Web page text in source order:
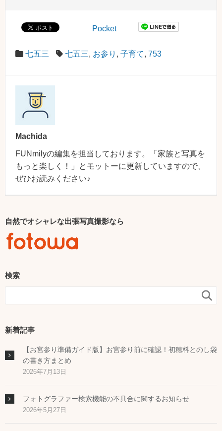
Pocket
七五三 七五三, お参り , 子育て, 753
Machida
FUNmilyの編集を担当しております。「家族と写真を
もっと楽しく！」とモットーに更新していますので、
ぜひお読みください♪
自然でオシャレな出張写真撮影なら
検索

新着記事
【お宮参り準備ガイド版】お宮参り前に確認！初穂料とのし袋
の書き方まとめ
2026年7月13日
フォトグラファー検索機能の不具合に関するお知らせ
2026年5月27日